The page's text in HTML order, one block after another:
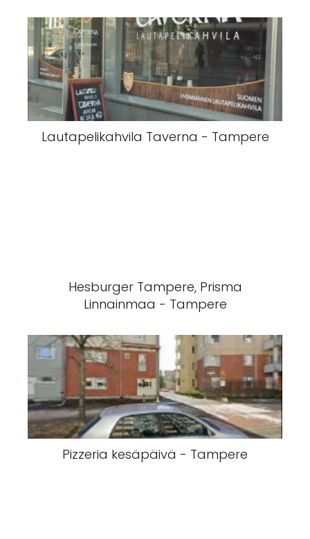
Lautapelikahvila Taverna - Tampere
Hesburger Tampere, Prisma
Linnainmaa - Tampere
Pizzeria kesäpäivä - Tampere